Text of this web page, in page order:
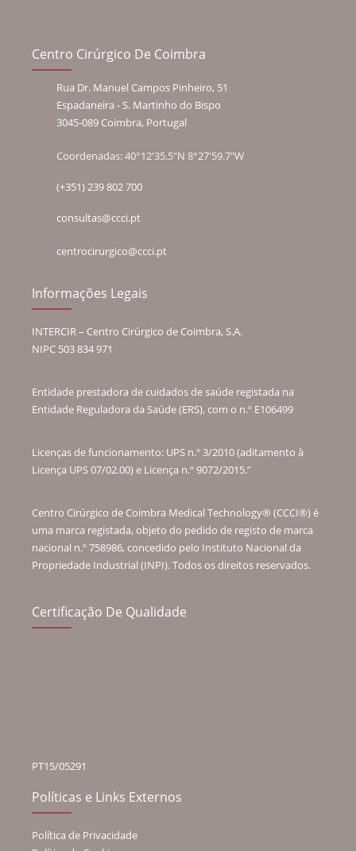
Centro Cirúrgico De Coimbra
Rua Dr. Manuel Campos Pinheiro, 51
Espadaneira - S. Martinho do Bispo
3045-089 Coimbra, Portugal
Coordenadas: 40°12'35.5"N 8°27'59.7"W
(+351) 239 802 700
consultas@ccci.pt
centrocirurgico@ccci.pt
Informações Legais
INTERCIR – Centro Cirúrgico de Coimbra, S.A.
NIPC 503 834 971
Entidade prestadora de cuidados de saúde registada na
Entidade Reguladora da Saúde (ERS), com o n.º E106499
Licenças de funcionamento: UPS n.º 3/2010 (aditamento à
Licença UPS 07/02.00) e Licença n.º 9072/2015.”
Centro Cirúrgico de Coimbra Medical Technology® (CCCI®) é
uma marca registada, objeto do pedido de registo de marca
nacional n.º 758986, concedido pelo Instituto Nacional da
Propriedade Industrial (INPI). Todos os direitos reservados.
Certificação De Qualidade
PT15/05291
Políticas e Links Externos
Política de Privacidade